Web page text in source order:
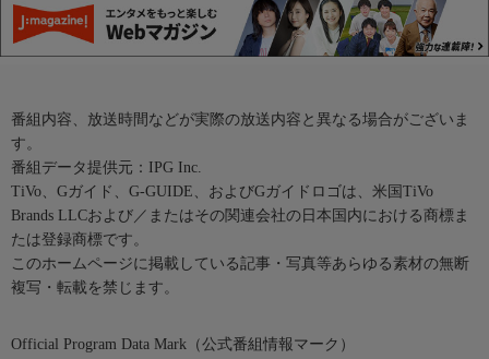
番組内容、放送時間などが実際の放送内容と異なる場合がございま
す。
番組データ提供元：IPG Inc.
TiVo、Gガイド、G-GUIDE、およびGガイドロゴは、米国TiVo
Brands LLCおよび／またはその関連会社の日本国内における商標ま
たは登録商標です。
このホームページに掲載している記事・写真等あらゆる素材の無断
複写・転載を禁じます。
Official Program Data Mark（公式番組情報マーク）